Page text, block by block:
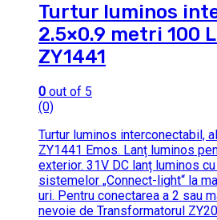
Turtur luminos
2.5×0.9 metri 100
ZY1441
0 out of 5
(0)
Turtur luminos interconectabil,
ZY1441 Emos. Lanț luminos
exterior. 31V DC lanț luminos
sistemelor „Connect-light“ la
uri. Pentru conectarea a 2 sau
nevoie de Transformatorul